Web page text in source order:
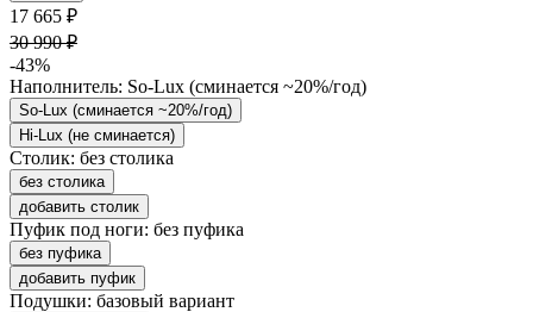
17 665 ₽
30 990 ₽
-43%
Наполнитель: So-Lux (cминается ~20%/год)
So-Lux (cминается ~20%/год)
Hi-Lux (не сминается)
Столик: без столика
без столика
добавить столик
Пуфик под ноги: без пуфика
без пуфика
добавить пуфик
Подушки: базовый вариант